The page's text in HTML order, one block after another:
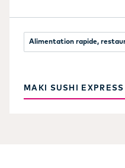
Alimentation rapide,
MAKI SUSHI EXPRESS